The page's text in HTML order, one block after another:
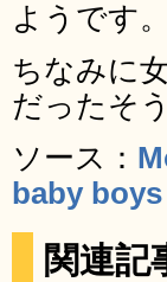
ようです。
ちなみに
だったそ
ソース：
baby
関連記